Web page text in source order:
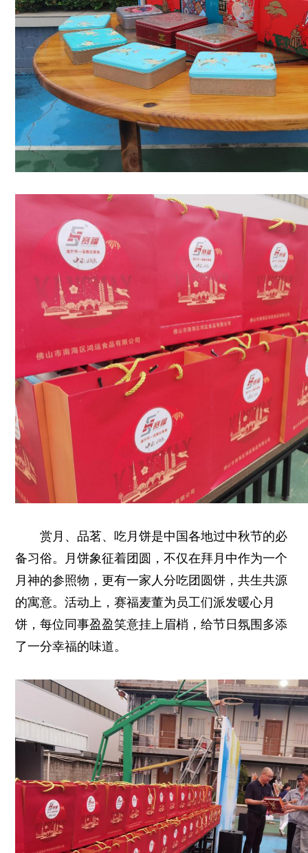
赏月、品茗、吃月饼是中国各地过中秋节的必
备习俗。月饼象征着团圆，不仅在拜月中作为一个
月神的参照物，更有一家人分吃团圆饼，共生共源
的寓意。活动上，赛福麦董为员工们派发暖心月
饼，每位同事盈盈笑意挂上眉梢，给节日氛围多添
了一分幸福的味道。